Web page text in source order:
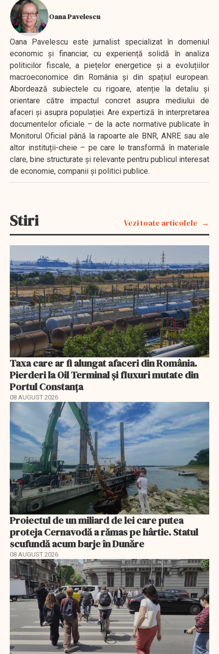
Oana Pavelescu
Oana Pavelescu este jurnalist specializat în domeniul
economic și financiar, cu experiență solidă în analiza
politicilor fiscale, a piețelor energetice și a evoluțiilor
macroeconomice din România și din spațiul european.
Abordează subiectele cu rigoare, atenție la detaliu și
orientare către impactul concret asupra mediului de
afaceri și asupra populației. Are expertiză în interpretarea
documentelor oficiale – de la acte normative publicate în
Monitorul Oficial până la rapoarte ale BNR, ANRE sau ale
altor instituții-cheie – pe care le transformă în materiale
clare, bine structurate și relevante pentru publicul interesat
de economie, companii și politici publice.
Stiri Vezi toate articolele
Taxa care ar fi alungat afaceri din România.
Pierderi la Oil Terminal și fluxuri mutate din
Portul Constanța
08 AUGUST 2026
Proiectul de un miliard de lei care putea
proteja Cernavodă a rămas pe hârtie. Statul
scufundă acum barje în Dunăre
08 AUGUST 2026